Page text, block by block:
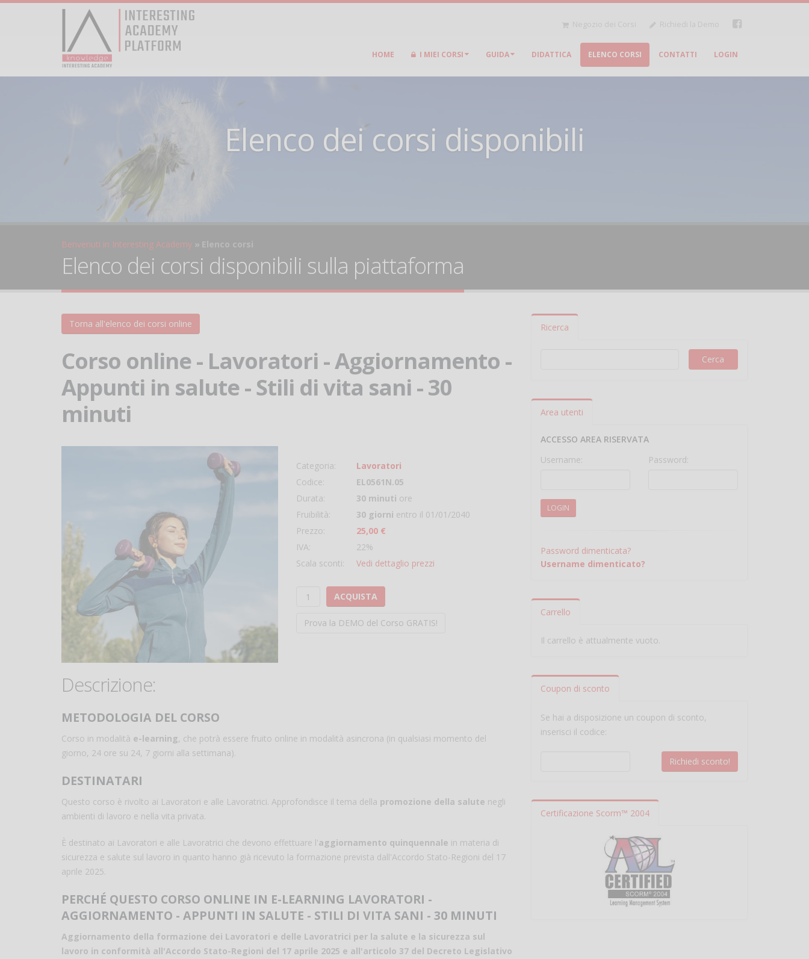
Negozio dei Corsi Richiedi la Demo
HOME I MIEI CORSI GUIDA DIDATTICA ELENCO CORSI CONTATTI LOGIN
Elenco dei corsi disponibili
Benvenuti in Interesting Academy Elenco corsi
Elenco dei corsi disponibili sulla piattaforma
Torna all'elenco dei corsi online
Corso online - Lavoratori - Aggiornamento -
Appunti in salute - Stili di vita sani - 30
minuti
Categoria:
Lavoratori
Codice:
EL0561N.05
Durata:
30 minuti ore
Fruibilità:
30 giorni entro il 01/01/2040
Prezzo:
25,00 €
IVA:
22%
Scala sconti:
Vedi dettaglio prezzi
ACQUISTA
Prova la DEMO del Corso GRATIS!
Descrizione:
METODOLOGIA DEL CORSO
Corso in modalità e-learning, che potrà essere fruito online in modalità asincrona (in qualsiasi momento del
giorno, 24 ore su 24, 7 giorni alla settimana).
DESTINATARI
Questo corso è rivolto ai Lavoratori e alle Lavoratrici. Approfondisce il tema della promozione della salute negli
ambienti di lavoro e nella vita privata.
È destinato ai Lavoratori e alle Lavoratrici che devono effettuare l'aggiornamento quinquennale in materia di
sicurezza e salute sul lavoro in quanto hanno già ricevuto la formazione prevista dall'Accordo Stato-Regioni del 17
aprile 2025.
PERCHÉ QUESTO CORSO ONLINE IN E-LEARNING LAVORATORI -
AGGIORNAMENTO - APPUNTI IN SALUTE - STILI DI VITA SANI - 30 MINUTI
Aggiornamento della formazione dei Lavoratori e delle Lavoratrici per la salute e la sicurezza sul
lavoro in conformità all'Accordo Stato-Regioni del 17 aprile 2025 e all'articolo 37 del Decreto Legislativo
Ricerca
Area utenti
ACCESSO AREA RISERVATA
Username:
Password:
LOGIN
Password dimenticata?
Username dimenticato?
Carrello
Il carrello è attualmente vuoto.
Coupon di sconto
Se hai a disposizione un coupon di sconto,
inserisci il codice:
Certificazione Scorm™ 2004